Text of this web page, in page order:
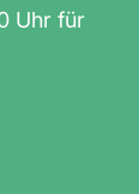
Uhr für